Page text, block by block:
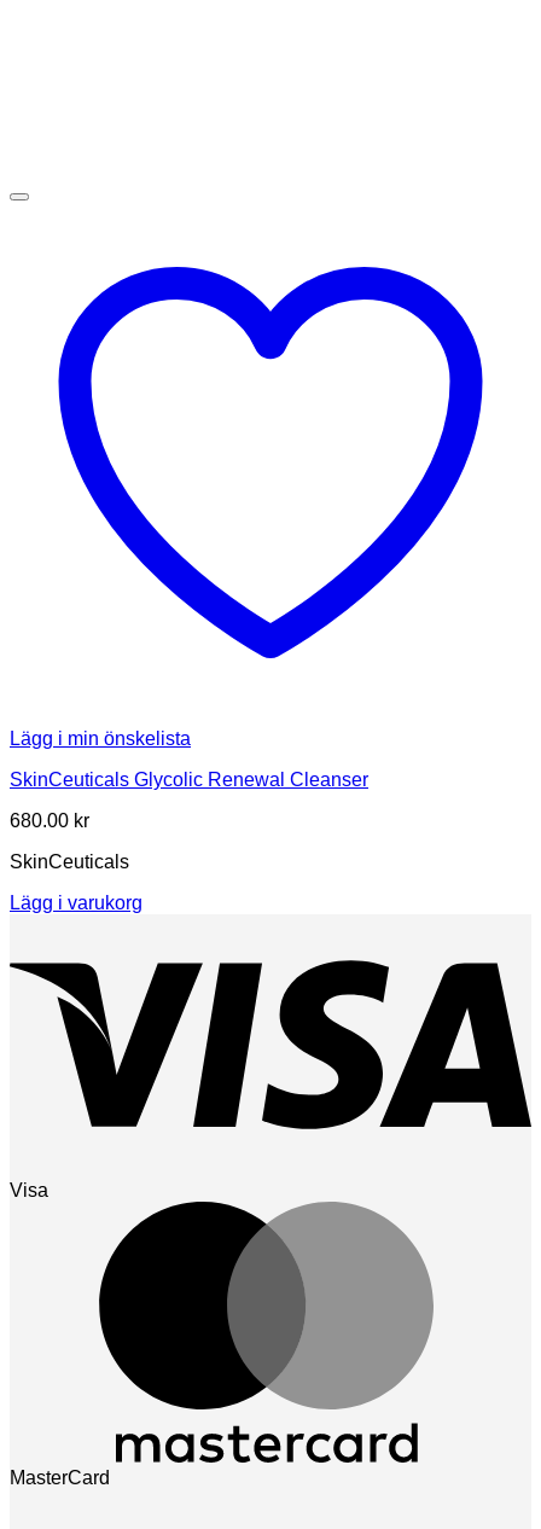
Lägg i min önskelista
SkinCeuticals Glycolic Renewal Cleanser
680.00 kr
SkinCeuticals
Lägg i varukorg
Visa
MasterCard